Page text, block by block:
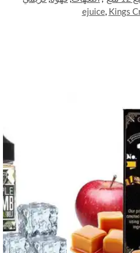
ejuice, Kings